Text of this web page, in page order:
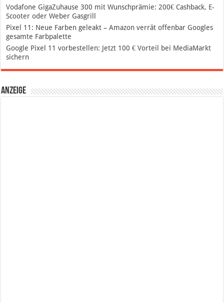
Vodafone GigaZuhause 300 mit Wunschprämie: 200€ Cashback, E-
Scooter oder Weber Gasgrill
Pixel 11: Neue Farben geleakt – Amazon verrät offenbar Googles
gesamte Farbpalette
Google Pixel 11 vorbestellen: Jetzt 100 € Vorteil bei MediaMarkt
sichern
Anzeige